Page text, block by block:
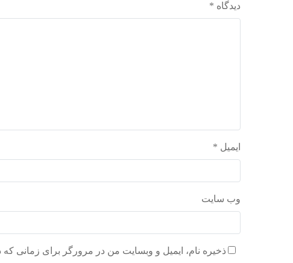
دیدگاه *
ایمیل *
وب‌ سایت
ذخیره نام، ایمیل و وبسایت من در مرورگر برای زمانی که